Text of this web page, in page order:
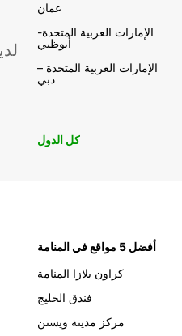
عمان
الإمارات العربية المتحدة-
أبوظبي
الإمارات العربية المتحدة –
دبي
كل الدول
أفضل 5 مواقع في المنامة
كراون بلازا المنامة
فندق الخليج
مركز مدينة ويستن